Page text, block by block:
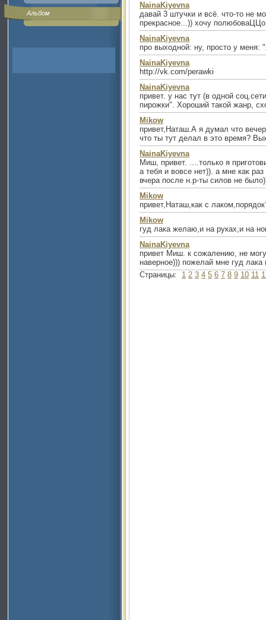
Альбом
NainaKiyevna
давай 3 штучки и всё. что-то не
прекрасное...)) хочу
NainaKiyevna
про выходной: ну, просто у меня:
NainaKiyevna
http://vk.com/perawki
NainaKiyevna
привет. у нас тут (в одной
пирожки". Хороший такой жанр,
Mikow
привет,Наташ.А я думал что
что ты тут делал в это время?
NainaKiyevna
Миш, привет. ....только я
а тебя и вовсе нет)). а мне как
вчера после н.р-ты силов не
Mikow
привет,Наташ,как с
Mikow
гуд лака желаю,и на руках,и на
NainaKiyevna
привет Миш. к сожалению, не могу
наверное))) пожелай мне гуд лака
Страницы: 1 2 3 4 5 6 7 8 9 10 11